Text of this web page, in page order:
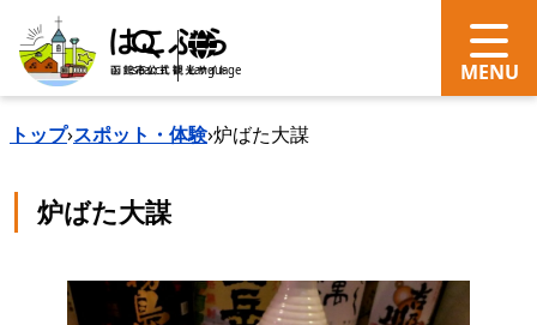
search Language
トップ›スポット・体験›炉ばた大謀
炉ばた大謀